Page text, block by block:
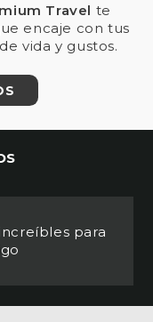
Travel te
encaje con tus
vida y gustos.
para